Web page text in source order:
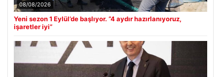
08/08/2026
Yeni sezon 1 Eylül’de başlıyor. “4 aydır hazırlanıyoruz,
işaretler iyi”